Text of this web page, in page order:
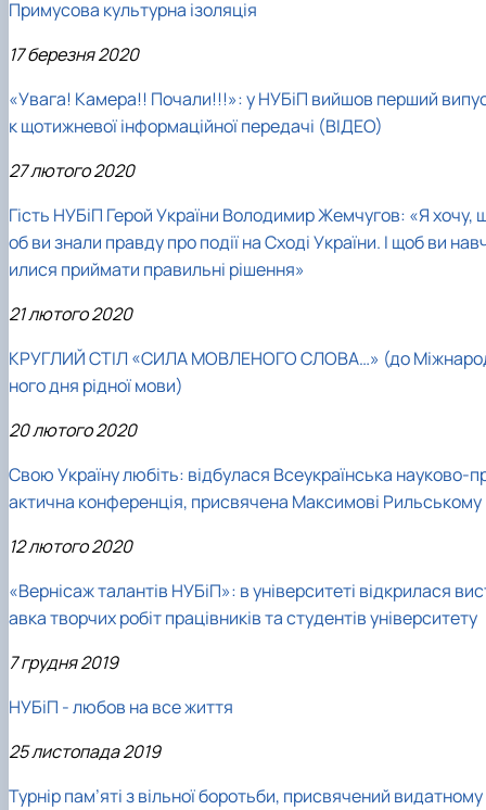
Примусова культурна ізоляція
17 березня 2020
«Увага! Камера!! Почали!!!»: у НУБіП вийшов перший
к щотижневої інформаційної передачі (ВІДЕО)
27 лютого 2020
Гість НУБіП Герой України Володимир Жемчугов: «Я хочу,
об ви знали правду про події на Сході України. І щоб ви
илися приймати правильні рішення»
21 лютого 2020
КРУГЛИЙ СТІЛ «СИЛА МОВЛЕНОГО СЛОВА…» (до
ного дня рідної мови)
20 лютого 2020
Свою Україну любіть: відбулася Всеукраїнська науково-
актична конференція, присвячена Максимові Рильському
12 лютого 2020
«Вернісаж талантів НУБіП»: в університеті відкрилася
авка творчих робіт працівників та студентів університету
7 грудня 2019
НУБіП - любов на все життя
25 листопада 2019
Турнір пам’яті з вільної боротьби, присвячений видатному